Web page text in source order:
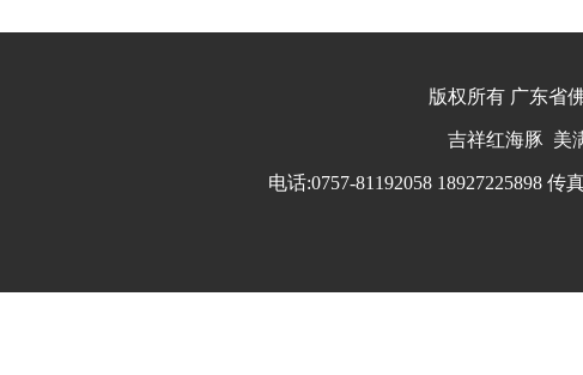
版权所有 广东省
吉祥红海豚 美
电话:0757-81192058 18927225898 传